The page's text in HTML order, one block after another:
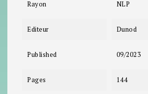
Rayon NLP
Editeur Dunod
Published 09/2023
Pages 144